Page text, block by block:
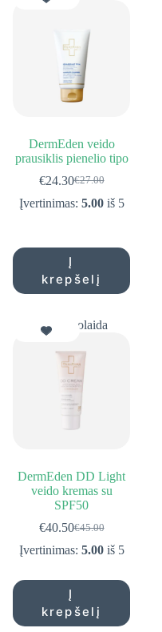
DermEden veido
prausiklis pienelio tipo
€27.00
Original
price
€24.30Current
price
Įvertinimas: 5.00iš 5
Į
krepšelį
10% Nuolaida
DermEden DD Light
veido kremas su
SPF50
€45.00
Original
price
€45.00.
€40.50Current
price
€40.50.
Įvertinimas: 5.00iš 5
Į
krepšelį